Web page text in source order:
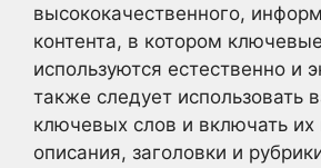
высококачественного,
контента, в котором
используются естественно и
также следует использовать
ключевых слов и включать
описания, заголовки и